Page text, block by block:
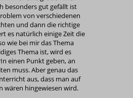
besonders gut gefällt ist
von verschiedenen
und dann die richtige
es natürlich einige Zeit die
wie bei mir das Thema
Thema ist, wird es
einen Punkt geben, an
muss. Aber genau das
aus, dass man auf
wären hingewiesen wird.